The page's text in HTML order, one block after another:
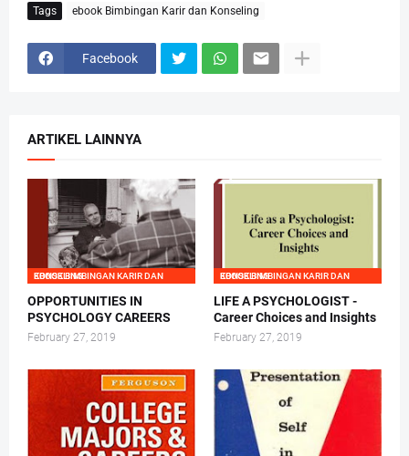
Tags ebook Bimbingan Karir dan Konseling
Facebook
ARTIKEL LAINNYA
EBOOK BIMBINGAN KARIR DAN KONSELING
OPPORTUNITIES IN
PSYCHOLOGY CAREERS
February 27, 2019
EBOOK BIMBINGAN KARIR DAN KONSELING
LIFE A PSYCHOLOGIST -
Career Choices and Insights
February 27, 2019